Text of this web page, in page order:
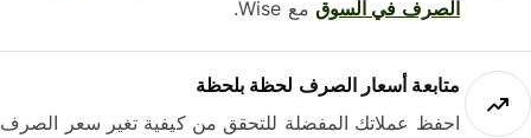
الصرف في السوقمع Wise.
متابعة أسعار الصرف لحظة بلحظة
احفظ عملاتك المفضلة للتحقق من كيفية تغير سعر الصرف